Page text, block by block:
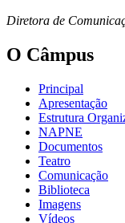
Diretora de
O Câmpus
Principal
Apresentação
Estrutura
NAPNE
Documentos
Teatro
Comunicação
Biblioteca
Imagens
Vídeos